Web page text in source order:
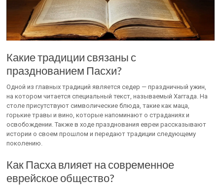
Какие традиции связаны с
празднованием Пасхи?
Одной из главных традиций является седер — праздничный ужин,
на котором читается специальный текст, называемый Хаггада. На
столе присутствуют символические блюда, такие как маца,
горькие травы и вино, которые напоминают о страданиях и
освобождении. Также в ходе празднования евреи рассказывают
истории о своем прошлом и передают традиции следующему
поколению.
Как Пасха влияет на современное
еврейское общество?